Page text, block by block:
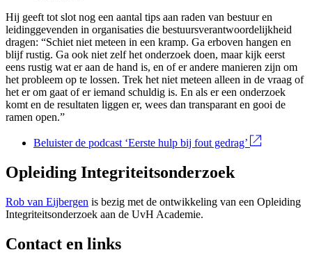
Hij geeft tot slot nog een aantal tips aan raden van bestuur en
leidinggevenden in organisaties die bestuursverantwoordelijkheid
dragen: “Schiet niet meteen in een kramp. Ga erboven hangen en
blijf rustig. Ga ook niet zelf het onderzoek doen, maar kijk eerst
eens rustig wat er aan de hand is, en of er andere manieren zijn om
het probleem op te lossen. Trek het niet meteen alleen in de vraag of
het er om gaat of er iemand schuldig is. En als er een onderzoek
komt en de resultaten liggen er, wees dan transparant en gooi de
ramen open.”
Beluister de podcast ‘Eerste hulp bij fout gedrag’
Opleiding Integriteitsonderzoek
Rob van Eijbergen is bezig met de ontwikkeling van een Opleiding
Integriteitsonderzoek aan de UvH Academie.
Contact en links